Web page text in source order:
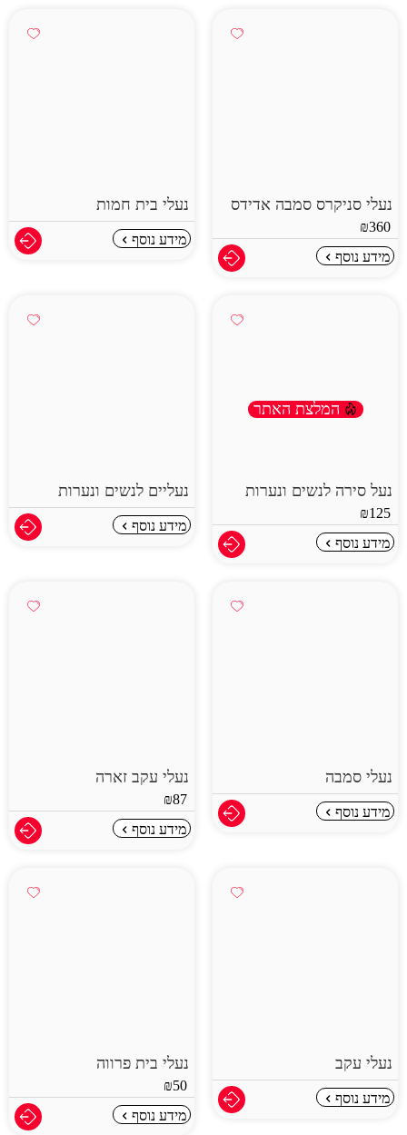
נעלי סניקרס סמבה אדידס
₪360
מידע נוסף
נעלי בית חמות
מידע נוסף
נעל סירה לנשים ונערות
₪125
מידע נוסף
נעליים לנשים ונערות
מידע נוסף
נעלי סמבה
מידע נוסף
נעלי עקב זארה
₪87
מידע נוסף
המלצת האתר
נעלי עקב
מידע נוסף
נעלי בית פרווה
₪50
מידע נוסף